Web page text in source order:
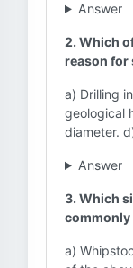
Answer
2. Which
reason for
a) Drilling
geological
diameter.
Answer
3. Which
commonly
a)